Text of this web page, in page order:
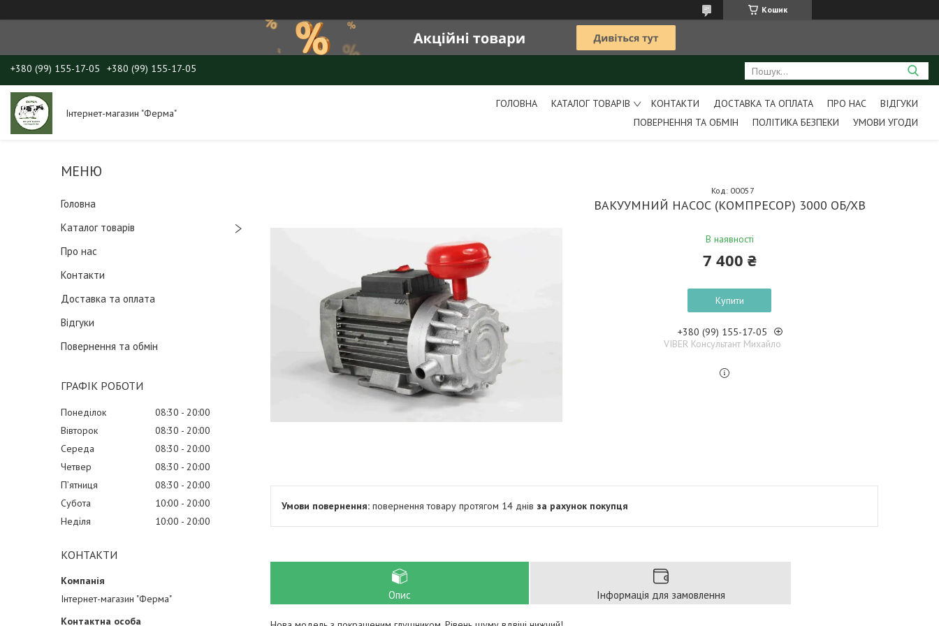
Кошик
+380 (99) 155-17-05 +380 (99) 155-17-05
Інтернет-магазин "Ферма"
ГОЛОВНА КАТАЛОГ ТОВАРІВ КОНТАКТИ ДОСТАВКА ТА ОПЛАТА ПРО НАС
ВІДГУКИ
ПОВЕРНЕННЯ ТА ОБМІН
ПОЛІТИКА БЕЗПЕКИ УМОВИ УГОДИ
Головна
Каталог товарів
Про нас
Контакти
Доставка та оплата
Відгуки
Повернення та обмін
ГРАФІК РОБОТИ
Понеділок 08:30
20:00
Вівторок
08:30
20:00
Середа
08:30
20:00
Четвер
08:30
20:00
Пʼятниця
08:30
20:00
Субота
10:00
20:00
Неділя
10:00 20:00
КОНТАКТИ
Інтернет-магазин "Ферма"
ВАКУУМНИЙ НАСОС (КОМПРЕСОР) 3000 ОБ/ХВ
В наявності
Код: 00057
7 400 ₴
Купити
+380 (99) 155-17-05
VIBER Консультант Михайло
повернення товару протягом 14 днів за рахунок покупця
Опис Інформація для замовлення